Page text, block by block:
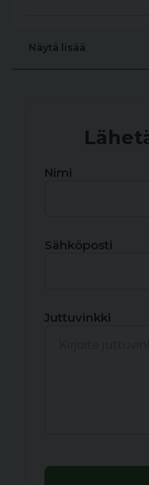
Näytä lisää
Nimi
Sähköposti
Juttuvinkki